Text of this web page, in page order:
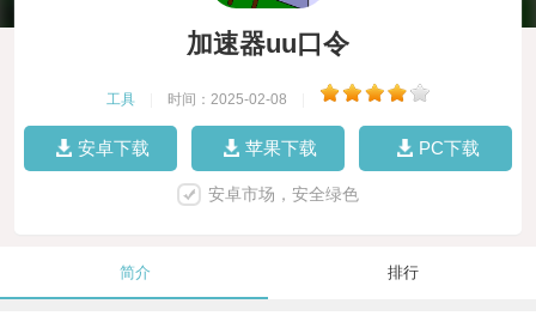
加速器uu口令
工具 时间：2025-02-08
安卓下载 苹果下载 PC下载
安卓市场，安全绿色
简介 排行